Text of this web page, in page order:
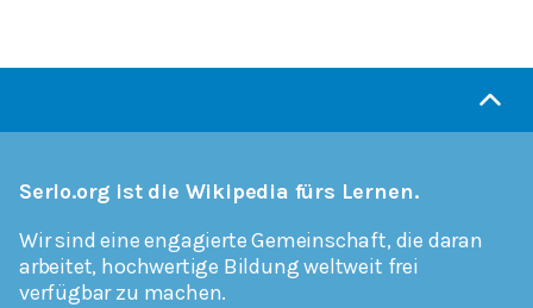
Serlo.org ist die Wikipedia fürs Lernen.
Wir sind eine engagierte Gemeinschaft, die daran
arbeitet, hochwertige Bildung weltweit frei
verfügbar zu machen.